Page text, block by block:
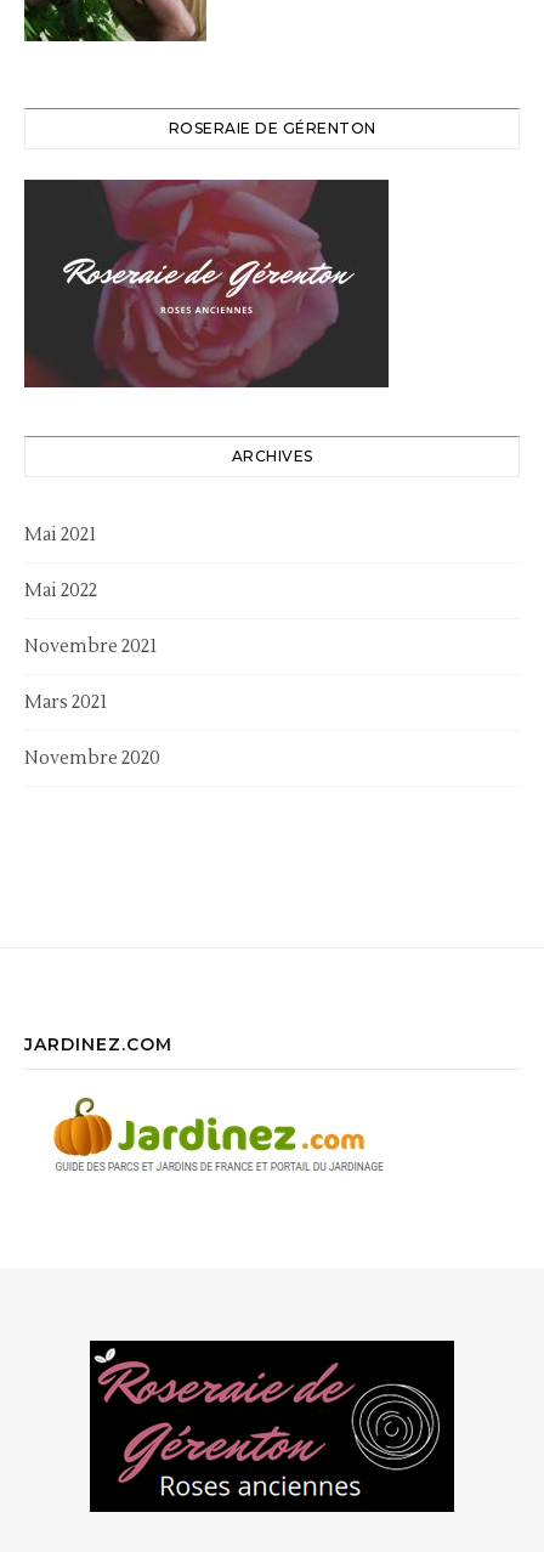
ROSERAIE DE GÉRENTON
ARCHIVES
Mai 2021
Mai 2022
Novembre 2021
Mars 2021
Novembre 2020
JARDINEZ.COM